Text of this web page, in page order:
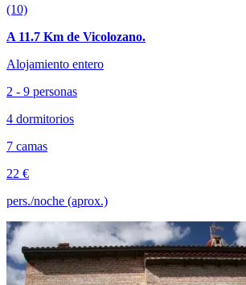
(10)
A 11.7 Km de Vicolozano.
Alojamiento entero
2 - 9 personas
4 dormitorios
7 camas
22 €
pers./noche (aprox.)